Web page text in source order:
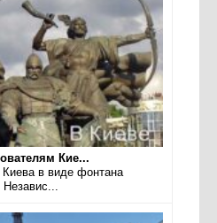
Кие...
в виде фонтана